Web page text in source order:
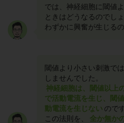
では、神経細胞に閾値
ときはどうなるのでし
わずかに興奮が生じる
閾値より小さい刺激で
しませんでした。
神経細胞は、閾値以上
で活動電流を生じ、閾
動電流を生じない ので
この法則を、
全か無か